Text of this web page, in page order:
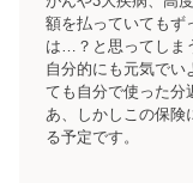
額を払っていてもず
は…？と思ってしま
自分的にも元気でい
ても自分で使った分
あ、しかしこの保険
る予定です。